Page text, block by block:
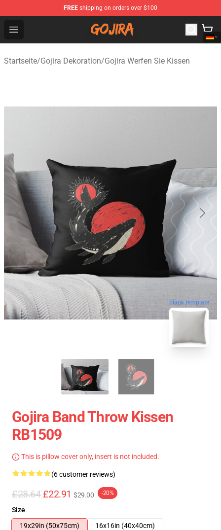
FREE shipping on orders over $100
Open menu
Gojira Shop - Official Gojira Merchandise Store
Startseite/Gojira Dekoration/Gojira Werfen Sie Kissen
blank template
Gojira Band Throw Kissen
RB1509
This is pillow cover only, insert is not included.
(6 customer reviews)
£28.64 £22.91 $29.00 -20%
Size
19x29in (50x75cm)
16x16in (40x40cm)